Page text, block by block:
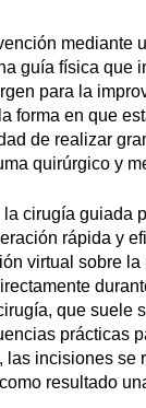
mediante
guía física que
para la
forma en que
de realizar
quirúrgico y
la cirugía guiada
rápida y
virtual sobre
que suele
prácticas
incisiones se
resultado